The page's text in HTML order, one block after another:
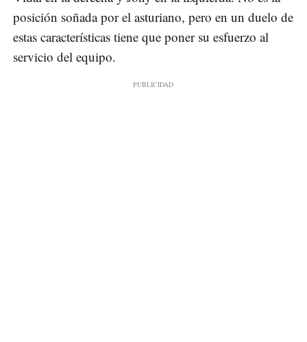
posición soñada por el asturiano, pero en un duelo de
estas características tiene que poner su esfuerzo al
servicio del equipo.